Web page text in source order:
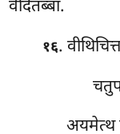
वेदितब्बा.
१६.
अयमेत्थ